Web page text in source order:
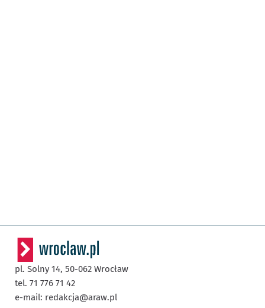
pl. Solny 14, 50-062 Wrocław
tel. 71 776 71 42
e-mail: redakcja@araw.pl